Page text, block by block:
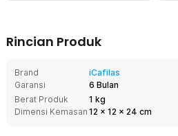
Rincian Produk
Brand
iCafilas
Garansi
6 Bulan
Berat Produk
1 kg
Dimensi Kemasan 12 x 12 x 24 cm